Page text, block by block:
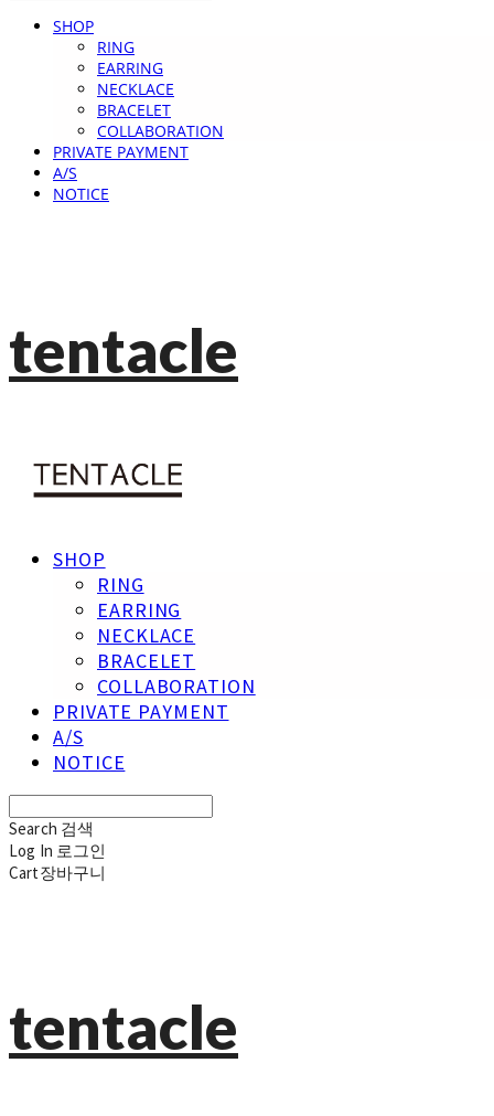
SHOP
RING
EARRING
NECKLACE
BRACELET
COLLABORATION
PRIVATE PAYMENT
A/S
NOTICE
tentacle
SHOP
RING
EARRING
NECKLACE
BRACELET
COLLABORATION
PRIVATE PAYMENT
A/S
NOTICE
Search 검색
Log In 로그인
Cart장바구니
tentacle